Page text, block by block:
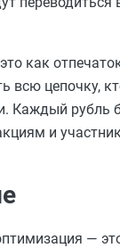
как
всю цепочку,
Каждый рубль
и
—